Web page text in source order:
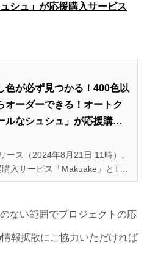
シュ」が応援購入サービス
色が必ず見つかる！400色以
オーダーできる！オートク
ルなシュシュ」が応援購入
ス（2024年8月21日 11時）。
入サービス「Makuake」とTE
フォーム「TEAM EXPO ENGI
ない範囲でプロジェクトの応
報拡散にご協力いただければ